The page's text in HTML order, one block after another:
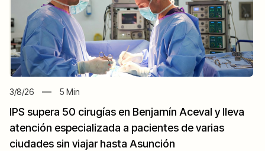
3/8/26 5 Min
IPS supera 50 cirugías en Benjamín Aceval y lleva
atención especializada a pacientes de varias
ciudades sin viajar hasta Asunción